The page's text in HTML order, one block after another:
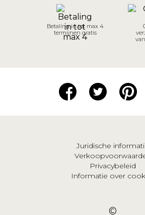
Betaling in tot max 4
termijnen gratis
Juridische
Privacybeleid
Informatie over
©